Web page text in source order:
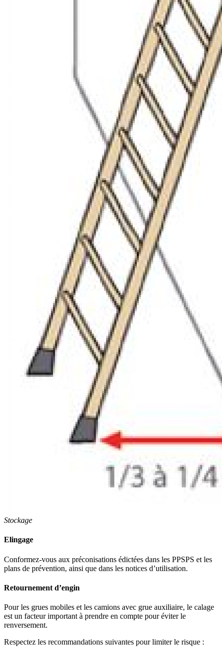
Stockage
Elingage
Conformez-vous aux préconisations édictées dans les PPSPS et les
plans de prévention, ainsi que dans les notices d’utilisation.
Retournement d’engin
Pour les grues mobiles et les camions avec grue auxiliaire, le calage
est un facteur important à prendre en compte pour éviter le
renversement.
Respectez les recommandations suivantes pour limiter le risque :